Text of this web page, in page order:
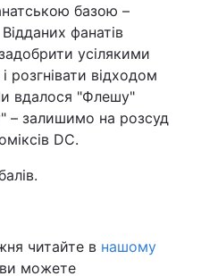
базою –
фанатів
усілякими
розгнівати відходом
вдалося "Флешу"
– залишимо на розсуд
DC.
читайте в нашому
можете